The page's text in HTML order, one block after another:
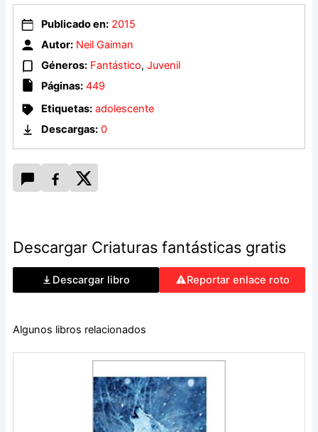
Diana Wynne Jones. ‘Gabriel-Ernest’, Saki. ‘El cacatucán, o la
tía abuela Willoughby’, E. Nesbit. ‘La bestia movible’, Maria
‘Prismática’, Samuel R. Delany. ‘La mantícora, la sirena y yo’ ,
Megan Kurashige. ‘El perfecto hombre lobo’, Anthony
Boucher. ‘La sonrisa en el rostro’, Nalo Hopkinson. ‘O todos
los mares con ostras’, Avram Davidson. ‘Ven, Lady Muerte’,
Peter S. Beagle.
Publicado en: 2015
Autor: Neil Gaiman
Géneros: Fantástico, Juvenil
Páginas: 449
Etiquetas: adolescente
Descargas: 0
Descargar Criaturas fantásticas gratis
Descargar libro Reportar enlace roto
Algunos libros relacionados